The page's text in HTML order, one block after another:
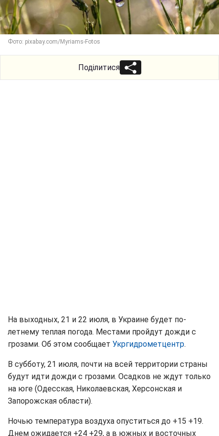
Фото: pixabay.com/Myriams-Fotos
Поділитися
На выходных, 21 и 22 июля, в Украине будет по-
летнему теплая погода. Местами пройдут дожди с
грозами. Об этом сообщает Укргидрометцентр.
В субботу, 21 июля, почти на всей территории страны
будут идти дожди с грозами. Осадков не ждут только
на юге (Одесская, Николаевская, Херсонская и
Запорожская области).
Ночью температура воздуха опуститься до +15 +19.
Днем ожидается +24 +29, а в южных и восточных